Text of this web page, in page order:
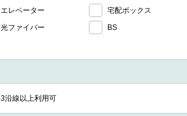
エレベーター
宅配ボックス
光ファイバー BS
3沿線以上利用可